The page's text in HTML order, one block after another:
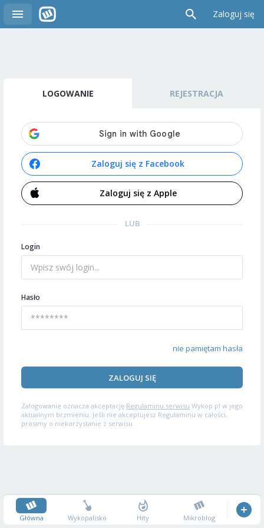
Zaloguj się
LOGOWANIE REJESTRACJA
Zaloguj się z Facebook
Zaloguj się z Apple
LUB
Login
Hasło
nie pamiętam hasła
ZALOGUJ SIĘ
Zalogowanie oznacza akceptację Regulaminu serwisu Wykop.pl w jego
aktualnym brzmieniu. Jeśli nie akceptujesz Regulaminu w całości,
prosimy o niekorzystanie z serwisu.
Główna Wykopalisko Hity Mikroblog